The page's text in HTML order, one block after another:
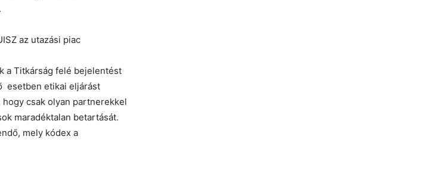
az utazási piac
a Titkárság felé bejelentést
esetben etikai eljárást
csak olyan partnerekkel
maradéktalan betartását.
mely kódex a